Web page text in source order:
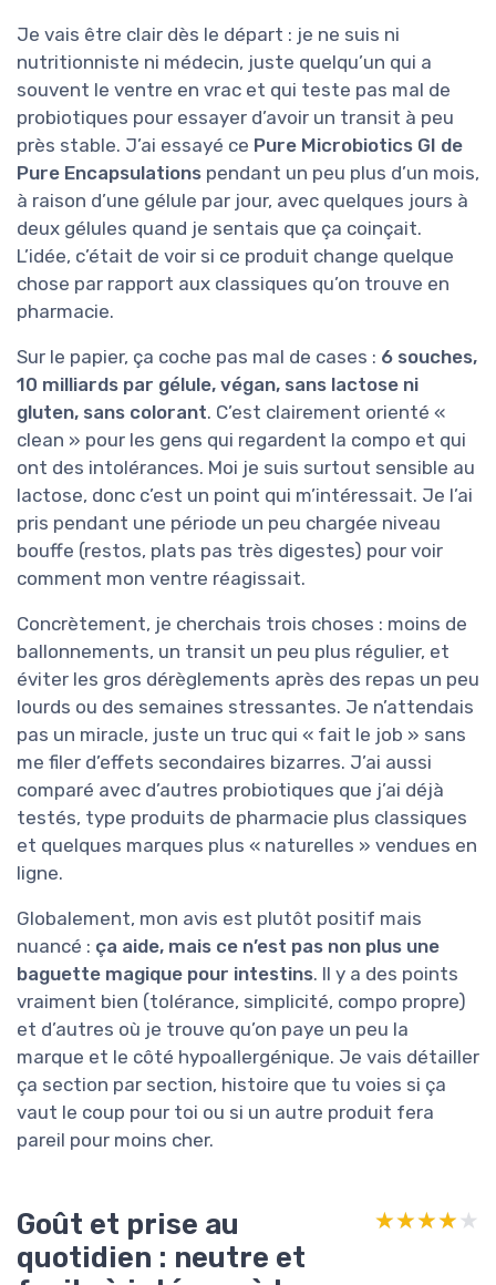
Je vais être clair dès le départ : je ne suis ni
nutritionniste ni médecin, juste quelqu’un qui a
souvent le ventre en vrac et qui teste pas mal de
probiotiques pour essayer d’avoir un transit à peu
près stable. J’ai essayé ce Pure Microbiotics GI de
Pure Encapsulations pendant un peu plus d’un mois,
à raison d’une gélule par jour, avec quelques jours à
deux gélules quand je sentais que ça coinçait.
L’idée, c’était de voir si ce produit change quelque
chose par rapport aux classiques qu’on trouve en
pharmacie.
Sur le papier, ça coche pas mal de cases : 6 souches,
10 milliards par gélule, végan, sans lactose ni
gluten, sans colorant. C’est clairement orienté «
clean » pour les gens qui regardent la compo et qui
ont des intolérances. Moi je suis surtout sensible au
lactose, donc c’est un point qui m’intéressait. Je l’ai
pris pendant une période un peu chargée niveau
bouffe (restos, plats pas très digestes) pour voir
comment mon ventre réagissait.
Concrètement, je cherchais trois choses : moins de
ballonnements, un transit un peu plus régulier, et
éviter les gros dérèglements après des repas un peu
lourds ou des semaines stressantes. Je n’attendais
pas un miracle, juste un truc qui « fait le job » sans
me filer d’effets secondaires bizarres. J’ai aussi
comparé avec d’autres probiotiques que j’ai déjà
testés, type produits de pharmacie plus classiques
et quelques marques plus « naturelles » vendues en
ligne.
Globalement, mon avis est plutôt positif mais
nuancé : ça aide, mais ce n’est pas non plus une
baguette magique pour intestins. Il y a des points
vraiment bien (tolérance, simplicité, compo propre)
et d’autres où je trouve qu’on paye un peu la
marque et le côté hypoallergénique. Je vais détailler
ça section par section, histoire que tu voies si ça
vaut le coup pour toi ou si un autre produit fera
pareil pour moins cher.
Goût et prise au
quotidien : neutre et
★★★★★
★★★★★